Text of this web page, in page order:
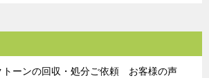
トーンの回収・処分ご依頼 お客様の声